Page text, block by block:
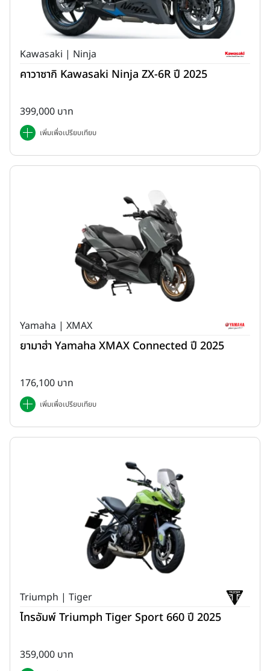
Kawasaki | Ninja
คาวาซากิ Kawasaki Ninja ZX-6R ปี 2025
399,000 บาท
เพิ่มเพื่อเปรียบเทียบ
Yamaha | XMAX
ยามาฮ่า Yamaha XMAX Connected ปี 2025
176,100 บาท
เพิ่มเพื่อเปรียบเทียบ
Triumph | Tiger
ไทรอัมพ์ Triumph Tiger Sport 660 ปี 2025
359,000 บาท